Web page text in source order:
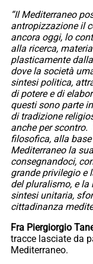
“Il Mediterraneo
antropizzazione il
ancora oggi, lo
alla ricerca,
plasticamente
dove la società
sintesi politica,
di potere e di
questi sono parte
di tradizione
anche per
filosofica, alla
Mediterraneo la
consegnandoci,
grande privilegio e
del pluralismo, e la
sintesi unitaria,
cittadinanza
Fra Piergiorgio
tracce lasciate da
Mediterraneo.